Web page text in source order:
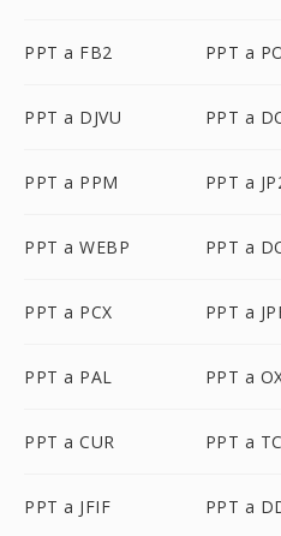
PPT a FB2 PPT a
PPT a DJVU PPT a
PPT a PPM PPT a
PPT a WEBP PPT a
PPT a PCX PPT a
PPT a PAL PPT a
PPT a CUR PPT a
PPT a JFIF PPT a